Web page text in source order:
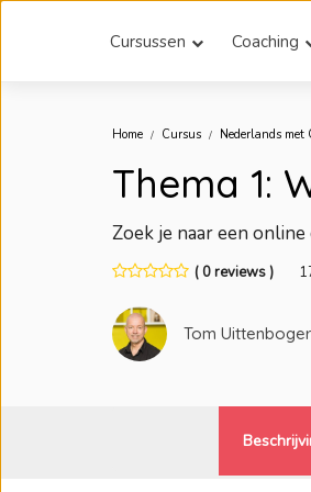
Cursussen Coaching
Home Cursus Nederlands met
Thema 1:
Zoek je naar een
( 0 reviews )
Tom